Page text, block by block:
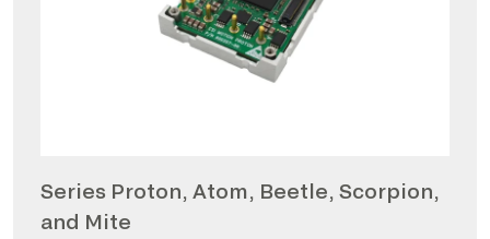
Series Proton, Atom, Beetle, Scorpion,
and Mite